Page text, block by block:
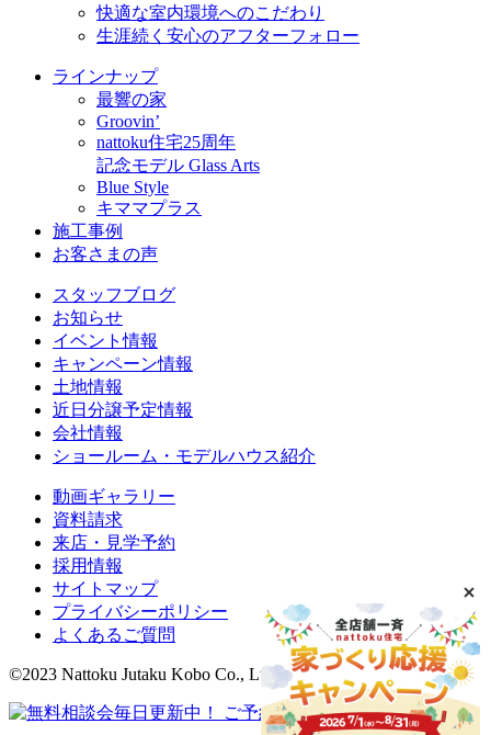
快適な室内環境へのこだわり
生涯続く安心のアフターフォロー
ラインナップ
最響の家
Groovin’
nattoku住宅25周年
記念モデル Glass Arts
Blue Style
キママプラス
施工事例
お客さまの声
スタッフブログ
お知らせ
イベント情報
キャンペーン情報
土地情報
近日分譲予定情報
会社情報
ショールーム・モデルハウス紹介
動画ギャラリー
資料請求
来店・見学予約
採用情報
サイトマップ
プライバシーポリシー
よくあるご質問
©2023 Nattoku Jutaku Kobo Co., Ltd.